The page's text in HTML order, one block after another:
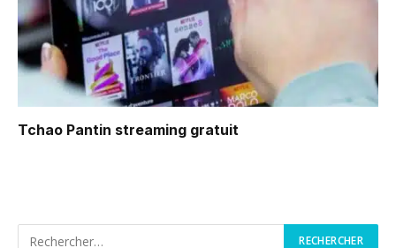
Tchao Pantin streaming gratuit